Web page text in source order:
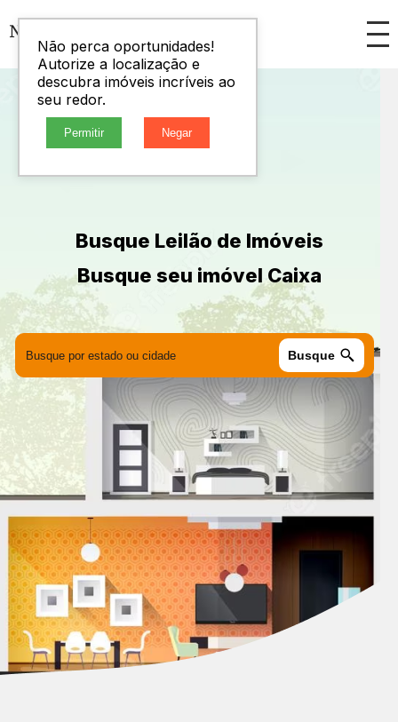
Busque Leilão de Imóveis
Busque seu imóvel Caixa
Busque
Não perca oportunidades!
Autorize a localização e
descubra imóveis incríveis ao
seu redor.
Permitir Negar